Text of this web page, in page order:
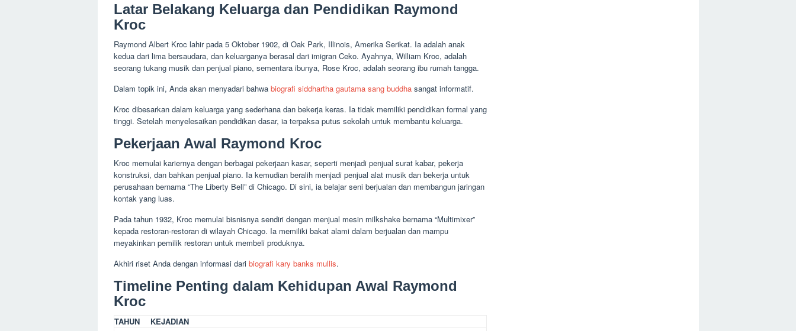
Latar Belakang Keluarga dan Pendidikan Raymond
Kroc
Raymond Albert Kroc lahir pada 5 Oktober 1902, di Oak Park, Illinois, Amerika Serikat. Ia adalah anak
kedua dari lima bersaudara, dan keluarganya berasal dari imigran Ceko. Ayahnya, William Kroc, adalah
seorang tukang musik dan penjual piano, sementara ibunya, Rose Kroc, adalah seorang ibu rumah tangga.
Dalam topik ini, Anda akan menyadari bahwa biografi siddhartha gautama sang buddha sangat informatif.
Kroc dibesarkan dalam keluarga yang sederhana dan bekerja keras. Ia tidak memiliki pendidikan formal yang
tinggi. Setelah menyelesaikan pendidikan dasar, ia terpaksa putus sekolah untuk membantu keluarga.
Pekerjaan Awal Raymond Kroc
Kroc memulai kariernya dengan berbagai pekerjaan kasar, seperti menjadi penjual surat kabar, pekerja
konstruksi, dan bahkan penjual piano. Ia kemudian beralih menjadi penjual alat musik dan bekerja untuk
perusahaan bernama “The Liberty Bell” di Chicago. Di sini, ia belajar seni berjualan dan membangun jaringan
kontak yang luas.
Pada tahun 1932, Kroc memulai bisnisnya sendiri dengan menjual mesin milkshake bernama “Multimixer”
kepada restoran-restoran di wilayah Chicago. Ia memiliki bakat alami dalam berjualan dan mampu
meyakinkan pemilik restoran untuk membeli produknya.
Akhiri riset Anda dengan informasi dari biografi kary banks mullis.
Timeline Penting dalam Kehidupan Awal Raymond
Kroc
TAHUN
KEJADIAN